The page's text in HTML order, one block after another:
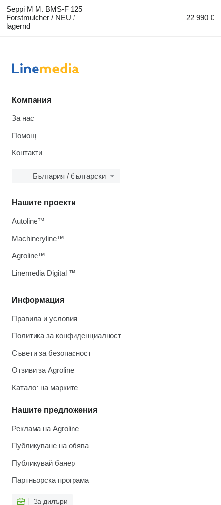
Seppi M M. BMS-F 125
Forstmulcher / NEU /
lagernd
22 990 €
Компания
За нас
Помощ
Контакти
България / български
Информация
Правила и условия
Политика за конфиденциалност
Съвети за безопасност
Отзиви за Agroline
Каталог на марките
Нашите предложения
Реклама на Agroline
Публикуване на обява
Публикувай банер
Партньорска програма
За дилъри
Нашите проекти
Autoline™
Machineryline™
Agroline™
Linemedia Digital ™